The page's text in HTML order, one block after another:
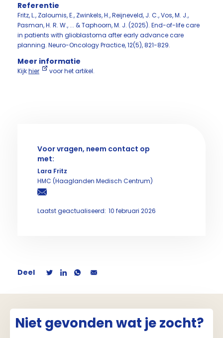
Referentie
Fritz, L., Zaloumis, E., Zwinkels, H., Reijneveld, J. C., Vos, M. J.,
Pasman, H. R. W., ... & Taphoorn, M. J. (2025). End-of-life care
in patients with glioblastoma after early advance care
planning. Neuro-Oncology Practice, 12(5), 821-829.
Meer informatie
Kijkhier voor het artikel.
Voor vragen, neem contact op
met:
Lara Fritz
HMC (Haaglanden Medisch Centrum)
Laatst geactualiseerd: 10 februari 2026
Deel
Niet gevonden wat je zocht?